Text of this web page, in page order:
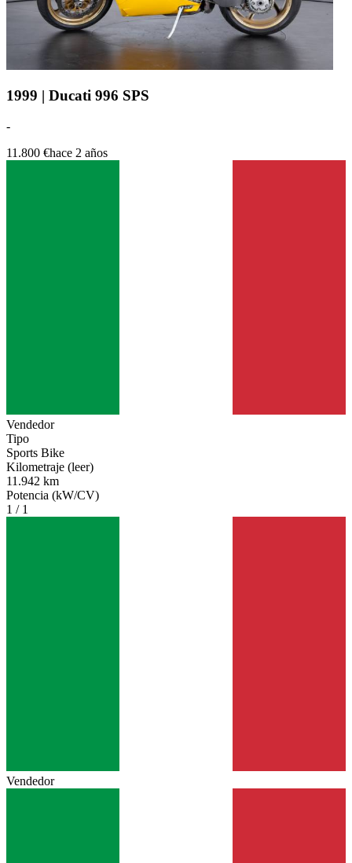
1999 | Ducati 996 SPS
-
11.800 €hace 2 años
Vendedor
Tipo
Sports Bike
Kilometraje (leer)
11.942 km
Potencia (kW/CV)
1 / 1
Vendedor